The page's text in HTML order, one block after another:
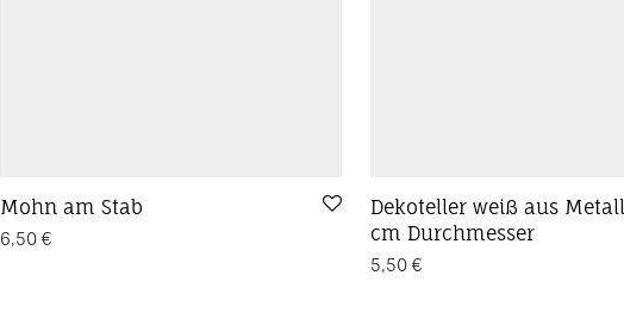
Mohn am Stab
6,50€
Dekoteller weiß aus
cm Durchmesser
5,50 €